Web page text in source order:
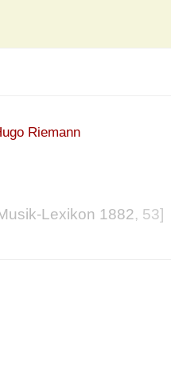
Riemann
Lexikon 1882, 53]